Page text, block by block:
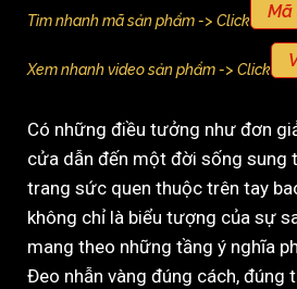
Tìm nhanh mã sản phẩm -> Click Mã
Xem nhanh video sản phẩm -> Click
Có những điều tưởng như đơn
cửa dẫn đến một đời sống sung
trang sức quen thuộc trên tay
không chỉ là biểu tượng của sự
mang theo những tầng ý nghĩa
Đeo nhẫn vàng đúng cách, đúng